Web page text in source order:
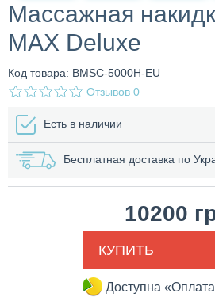
Массажная
MAX Deluxe
Код товара: BMSC-5000H-EU
Отзывов 0
Есть в наличии
Бесплатная доставка по
10200
КУПИТЬ
Доступна